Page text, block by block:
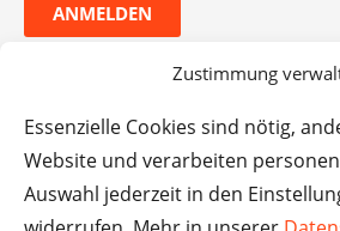
Zustimmung
Essenzielle Cookies sind nötig,
Website und verarbeiten
Auswahl jederzeit in den
ANMELDEN